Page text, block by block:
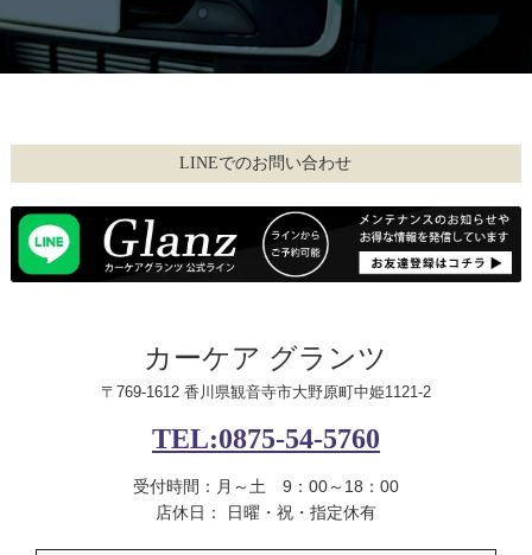
LINEでのお問い合わせ
カーケア グランツ
〒769-1612 香川県観音寺市大野原町中姫1121-2
TEL:0875-54-5760
受付時間：月～土 9：00～18：00
店休日： 日曜・祝・指定休有